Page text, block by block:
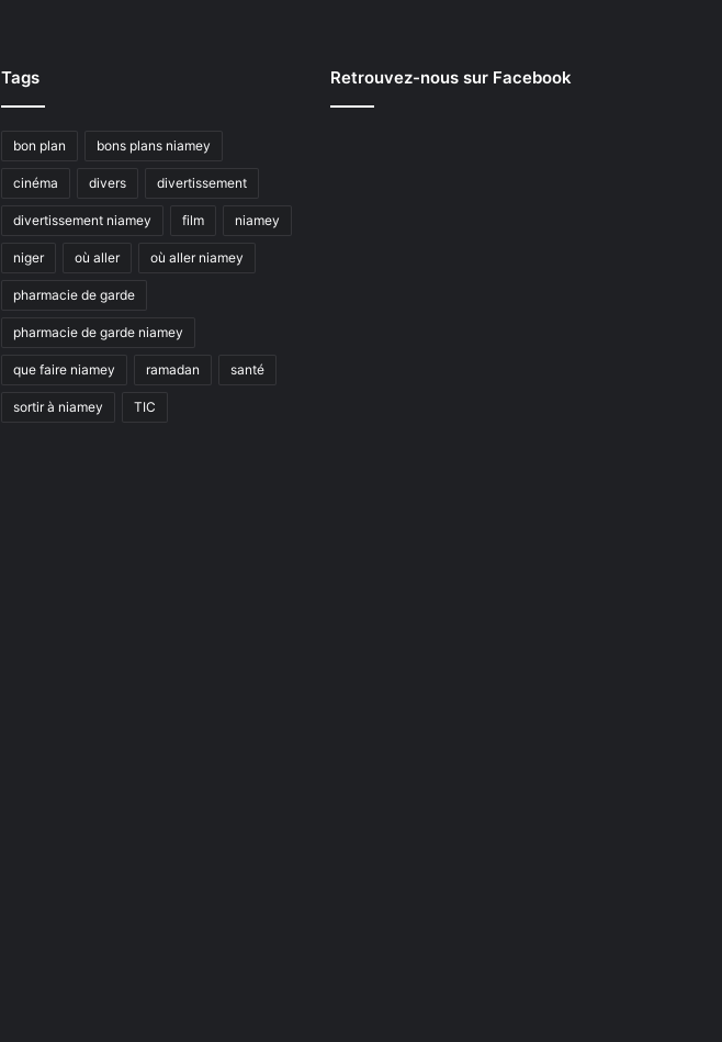
Tags
bon plan bons plans niamey
cinéma divers divertissement
divertissement niamey film niamey
niger où aller où aller niamey
pharmacie de garde
pharmacie de garde niamey
que faire niamey ramadan santé
sortir à niamey TIC
Retrouvez-nous sur Facebook